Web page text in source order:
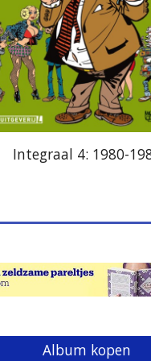
Integraal 4: 1980-
Album kopen